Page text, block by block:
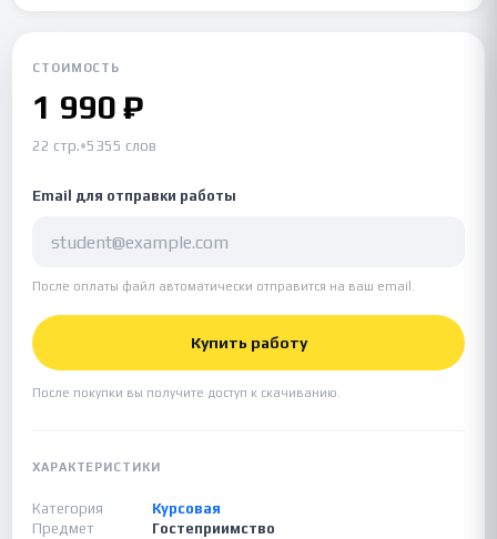
СТОИМОСТЬ
1 990 ₽
22 стр.•5355 слов
Email для отправки работы
После оплаты файл автоматически отправится на ваш email.
Купить работу
После покупки вы получите доступ к скачиванию.
ХАРАКТЕРИСТИКИ
Категория
Курсовая
Предмет
Гостеприимство